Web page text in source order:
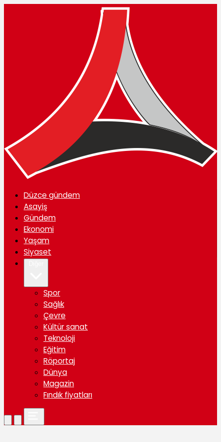
Düzce gündem
Asayiş
Gündem
Ekonomi
Yaşam
Siyaset
Spor
Sağlık
Çevre
Kültür sanat
Teknoloji
Eğitim
Röportaj
Dünya
Magazin
Fındık fiyatları